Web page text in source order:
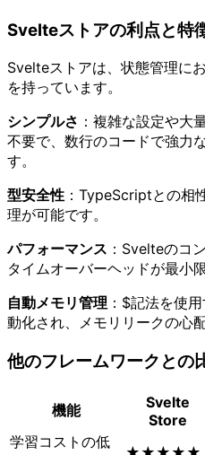
Svelteストアの利点と特
Svelteストアは、状態管理に
を持っています。
シンプルさ ：複雑な設定や大
不要で、数行のコードで強力
す。
型安全性 ：TypeScriptとの相
理が可能です。
パフォーマンス ：Svelteのコ
タイムオーバーヘッドが最小
自動メモリ管理 ：$記法を使
動化され、メモリリークの心
他のフレームワークとの
機能
Svelte
Store
学習コストの低